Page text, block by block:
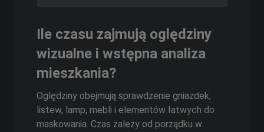
Ile czasu zajmują oględziny
wizualne i wstępna analiza
mieszkania?
Oględziny obejmują sprawdzenie gniazdek,
listew, lamp, mebli i elementów łatwych do
maskowania. Czas zależy od porządku w